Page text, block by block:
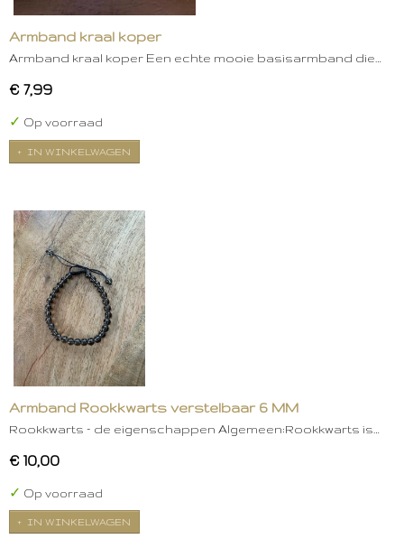
Armband kraal koper
Armband kraal koper Een echte mooie basisarmband die…
€ 7,99
✓ Op voorraad
IN WINKELWAGEN
Armband Rookkwarts verstelbaar 6 MM
Rookkwarts – de eigenschappen Algemeen:Rookkwarts is…
€ 10,00
✓ Op voorraad
IN WINKELWAGEN